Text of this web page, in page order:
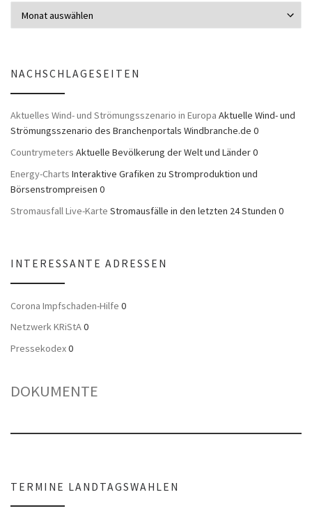
NACHSCHLAGESEITEN
Aktuelles Wind- und Strömungsszenario in Europa Aktuelle Wind- und
Strömungsszenario des Branchenportals Windbranche.de 0
Countrymeters Aktuelle Bevölkerung der Welt und Länder 0
Energy-Charts Interaktive Grafiken zu Stromproduktion und
Börsenstrompreisen 0
Stromausfall Live-Karte Stromausfälle in den letzten 24 Stunden 0
INTERESSANTE ADRESSEN
Corona Impfschaden-Hilfe 0
Netzwerk KRiStA0
Pressekodex0
DOKUMENTE
TERMINE LANDTAGSWAHLEN